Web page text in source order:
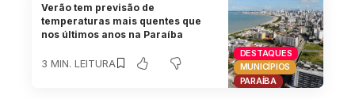
DESTAQUES
MUNICÍPIOS
PARAÍBA
Verão tem previsão de
temperaturas mais quentes que
nos últimos anos na Paraíba
3 MIN. LEITURA